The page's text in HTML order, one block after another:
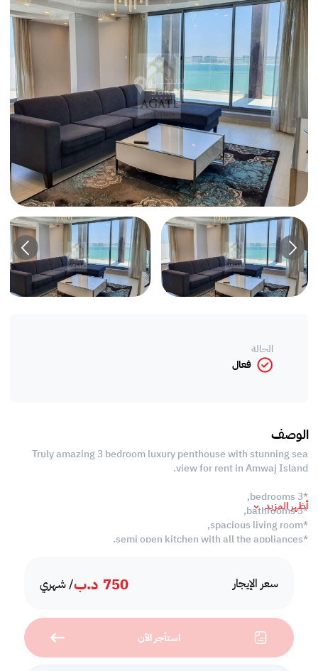
سعر الإيجار 750 د.ب/ شهري
استأجر الآن
الحالة
فعال
الوصف
Truly amazing 3 bedroom luxury penthouse with stunning sea
view for rent in Amwaj Island.
*3 bedrooms,
*3 bathrooms,
*spacious living room,
*semi open kitchen with all the appliances,
أظهر المزيد